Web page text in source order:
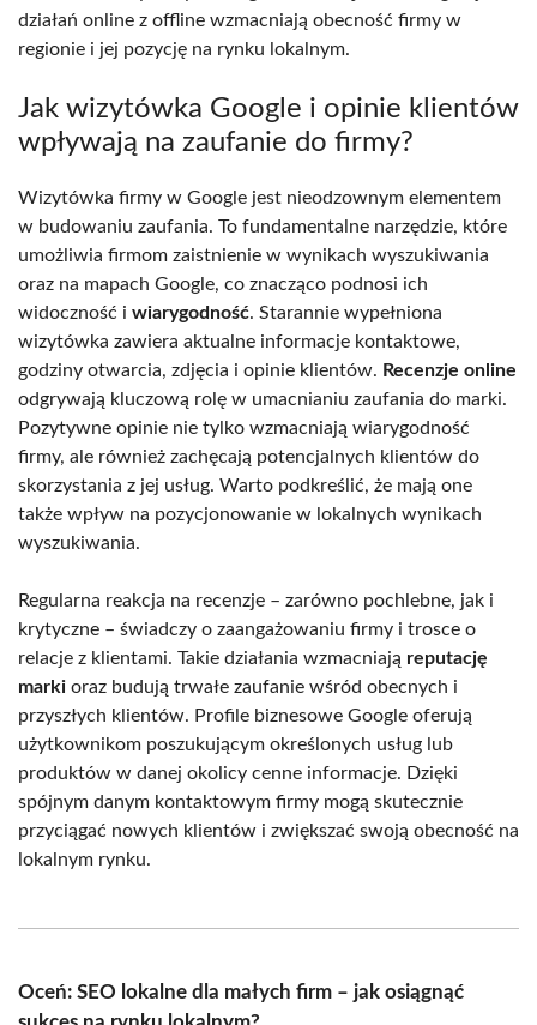
działań online z offline wzmacniają obecność firmy w
regionie i jej pozycję na rynku lokalnym.
Jak wizytówka Google i opinie klientów
wpływają na zaufanie do firmy?
Wizytówka firmy w Google jest nieodzownym elementem
w budowaniu zaufania. To fundamentalne narzędzie, które
umożliwia firmom zaistnienie w wynikach wyszukiwania
oraz na mapach Google, co znacząco podnosi ich
widoczność i wiarygodność. Starannie wypełniona
wizytówka zawiera aktualne informacje kontaktowe,
godziny otwarcia, zdjęcia i opinie klientów. Recenzje online
odgrywają kluczową rolę w umacnianiu zaufania do marki.
Pozytywne opinie nie tylko wzmacniają wiarygodność
firmy, ale również zachęcają potencjalnych klientów do
skorzystania z jej usług. Warto podkreślić, że mają one
także wpływ na pozycjonowanie w lokalnych wynikach
wyszukiwania.
Regularna reakcja na recenzje – zarówno pochlebne, jak i
krytyczne – świadczy o zaangażowaniu firmy i trosce o
relacje z klientami. Takie działania wzmacniają reputację
marki oraz budują trwałe zaufanie wśród obecnych i
przyszłych klientów. Profile biznesowe Google oferują
użytkownikom poszukującym określonych usług lub
produktów w danej okolicy cenne informacje. Dzięki
spójnym danym kontaktowym firmy mogą skutecznie
przyciągać nowych klientów i zwiększać swoją obecność na
lokalnym rynku.
Oceń: SEO lokalne dla małych firm – jak osiągnąć